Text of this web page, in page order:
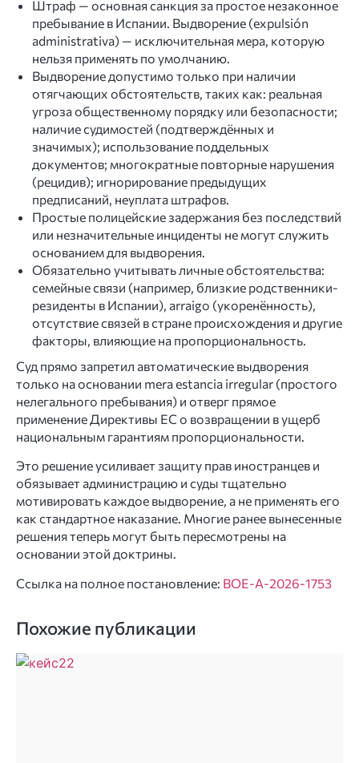
Штраф — основная санкция за простое незаконное
пребывание в Испании. Выдворение (expulsión
administrativa) — исключительная мера, которую
нельзя применять по умолчанию.
Выдворение допустимо только при наличии
отягчающих обстоятельств, таких как: реальная
угроза общественному порядку или безопасности;
наличие судимостей (подтверждённых и
значимых); использование поддельных
документов; многократные повторные нарушения
(рецидив); игнорирование предыдущих
предписаний, неуплата штрафов.
Простые полицейские задержания без последствий
или незначительные инциденты не могут служить
основанием для выдворения.
Обязательно учитывать личные обстоятельства:
семейные связи (например, близкие родственники-
резиденты в Испании), arraigo (укоренённость),
отсутствие связей в стране происхождения и другие
факторы, влияющие на пропорциональность.
Суд прямо запретил автоматические выдворения
только на основании mera estancia irregular (простого
нелегального пребывания) и отверг прямое
применение Директивы ЕС о возвращении в ущерб
национальным гарантиям пропорциональности.
Это решение усиливает защиту прав иностранцев и
обязывает администрацию и суды тщательно
мотивировать каждое выдворение, а не применять его
как стандартное наказание. Многие ранее вынесенные
решения теперь могут быть пересмотрены на
основании этой доктрины.
Ссылка на полное постановление: BOE-A-2026-1753
Похожие публикации